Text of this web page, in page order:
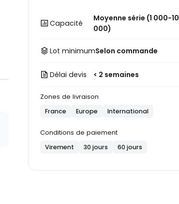
Capacité
Moyenne série (1 000-10
000)
Lot minimumSelon commande
Délai devis < 2 semaines
Zones de livraison
France Europe International
Conditions de paiement
Virement 30 jours 60 jours